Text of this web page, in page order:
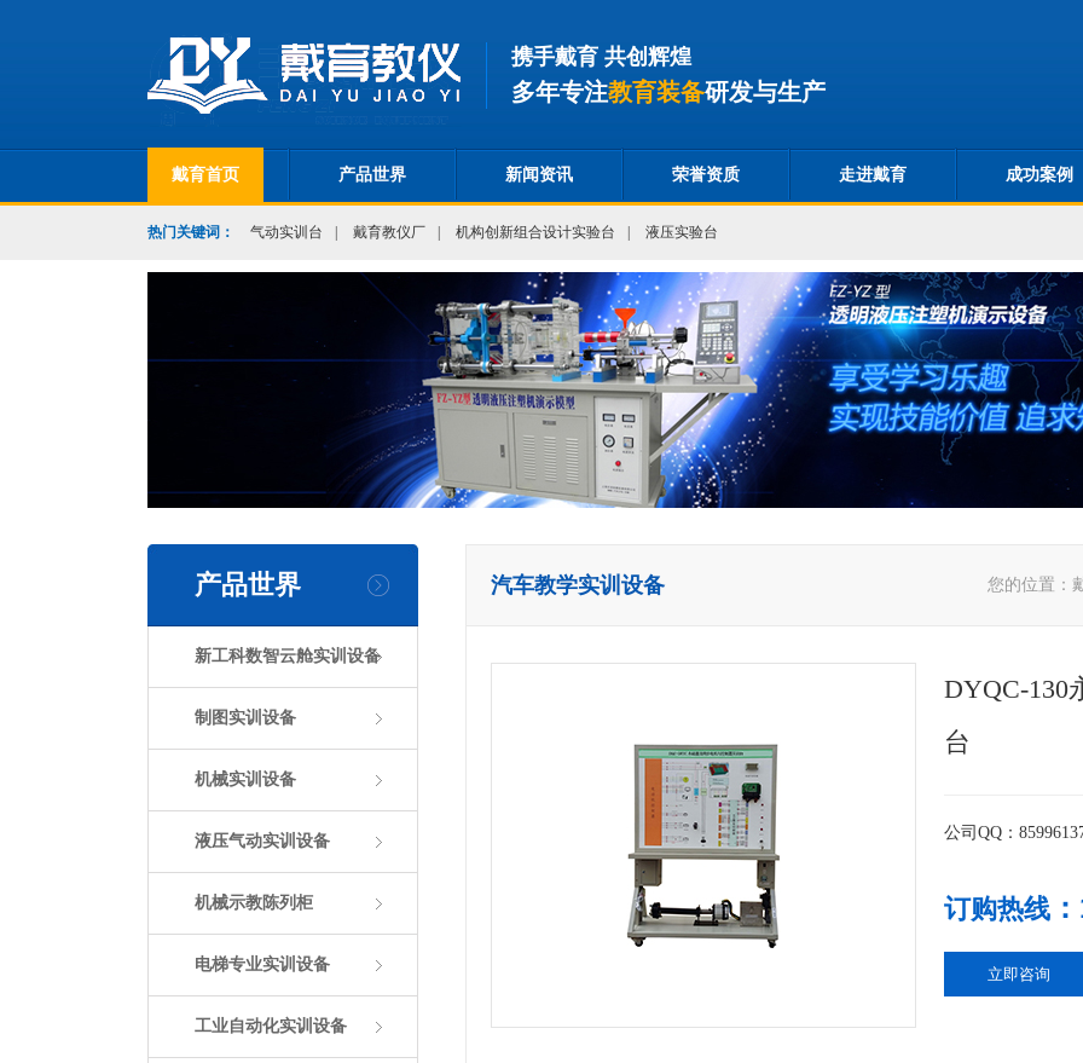
携手戴育 共创辉煌
多年专注教育装备研发与生产
戴育首页 产品世界 新闻资讯 荣誉资质 走进戴育 成功案例
热门关键词： 气动实训台 戴育教仪厂 机构创新组合设计实验台 液压实验台
产品世界
新工科数智云舱实训设备
制图实训设备
机械实训设备
液压气动实训设备
机械示教陈列柜
电梯专业实训设备
工业自动化实训设备
汽车教学实训设备 您的位置：
DYQC-130
台
公司QQ：
订购热线
立即咨询